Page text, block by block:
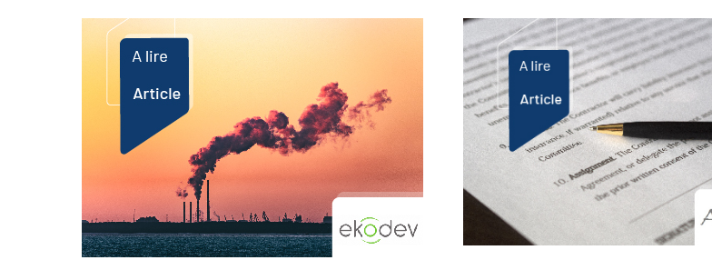
Tapez ENTRÉE pour rechercher ou ESC pour annuler